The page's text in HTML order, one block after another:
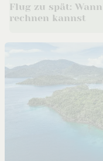
Flug zu spät:
rechnen kannst